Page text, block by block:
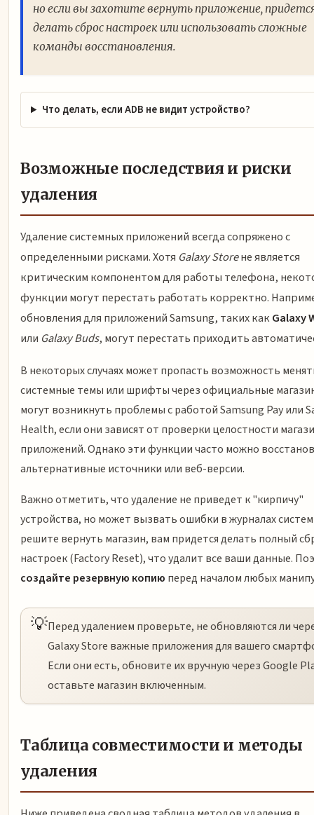
но если вы захотите вернуть приложение,
делать сброс настроек или использовать сложные
команды восстановления.
Что делать, если ADB не видит устройство?
Возможные последствия и риски
удаления
Удаление системных приложений всегда сопряжено с
определенными рисками. Хотя Galaxy Storeне является
критическим компонентом для работы телефона,
функции могут перестать работать корректно.
обновления для приложений Samsung, таких как Galaxy
или Galaxy Buds, могут перестать приходить
В некоторых случаях может пропасть возможность
системные темы или шрифты через официальные
могут возникнуть проблемы с работой Samsung Pay или
Health, если они зависят от проверки целостности
приложений. Однако эти функции часто можно
альтернативные источники или веб-версии.
Важно отметить, что удаление не приведет к "кирпичу"
устройства, но может вызвать ошибки в журналах
решите вернуть магазин, вам придется делать полный
настроек (Factory Reset), что удалит все ваши данные.
создайте резервную копию перед началом любых
💡Перед удалением проверьте, не обновляются ли
Galaxy Store важные приложения для вашего
Если они есть, обновите их вручную через Google
оставьте магазин включенным.
Таблица совместимости и методы
удаления